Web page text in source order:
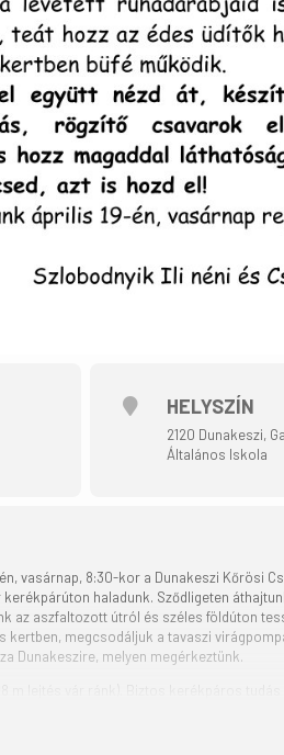
HELYSZÍN
2120 Dunakeszi,
Általános Iskola
vasárnap, 8:30-kor a Dunakeszi Kőrösi
kerékpárúton haladunk. Sződligeten
az aszfaltozott útról és széles földúton
kertben, megcsodáljuk a tavaszi
Dunakeszire, melyen megérkeztünk.
Kerékpáros Turisztikai Szövetség